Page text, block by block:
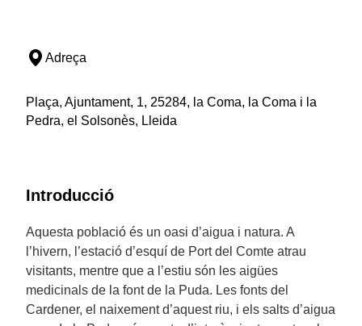
Adreça
Plaça, Ajuntament, 1, 25284, la Coma, la Coma i la
Pedra, el Solsonès, Lleida
Introducció
Aquesta població és un oasi d’aigua i natura. A
l’hivern, l’estació d’esquí de Port del Comte atrau
visitants, mentre que a l’estiu són les aigües
medicinals de la font de la Puda. Les fonts del
Cardener, el naixement d’aquest riu, i els salts d’aigua